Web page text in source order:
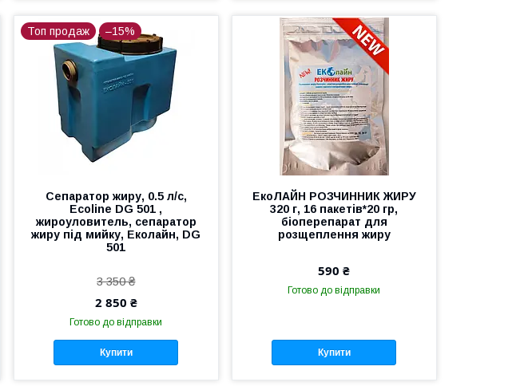
Топ продаж –15%
Сепаратор жиру, 0.5 л/с,
Ecoline DG 501 ,
жироуловитель, сепаратор
жиру під мийку, Еколайн, DG
501
3 350 ₴
2 850 ₴
Готово до відправки
Купити
ЕкоЛАЙН РОЗЧИННИК ЖИРУ
320 г, 16 пакетів*20 гр,
біоперепарат для
розщеплення жиру
590 ₴
Готово до відправки
Купити